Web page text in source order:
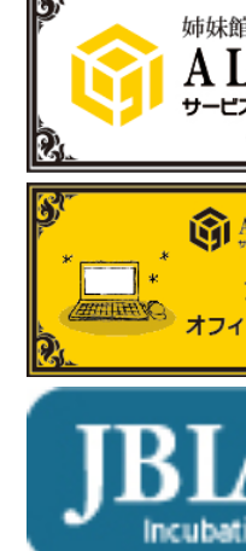
2025.6.17
「有限会社E-スタヂオ」様の
令和7年度 第22期“さいたま
詳しくはさいたま市のホー
https://
http://www.e-sta.biz/
2025.6.17
「株式会社テイコク」様のお
岐阜県内の中学生向けお仕
されました。
https://www.teikoku-
2025.5.8
「有限会社ホッピングワー
ホームページが新しくリニ
https://www.hopping.co.jp/jp/